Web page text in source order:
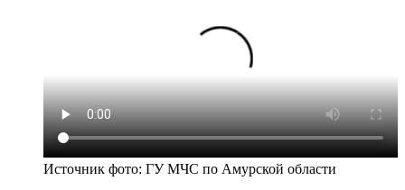
Источник фото: ГУ МЧС по Амурской области